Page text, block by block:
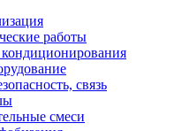
работы
связь
смеси